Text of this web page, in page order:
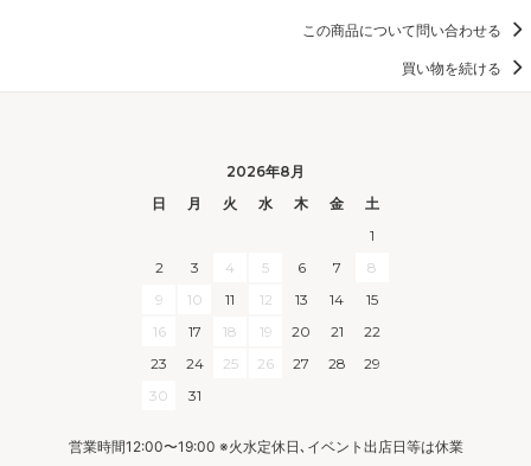
この商品について問い合わせる
買い物を続ける
2026年8月
日
月 火 水 木 金
土
1
2
3 4 5 6 7
8
9
10 11 12 13 14
15
16
17 18 19 20 21
22
23
24 25 26 27 28
29
30
31
営業時間12:00〜19:00 ※火水定休日､イベント出店日等は休業